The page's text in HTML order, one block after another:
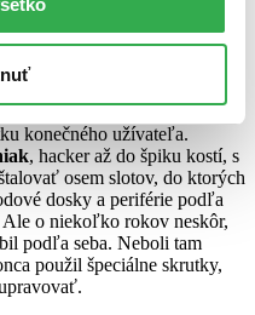
tomu spravili.
k posadnutosti, vďaka ktorej
každým produktom, ktorý
na svojich počítačoch.Jobs
konečného užívateľa.
, hacker až do špiku kostí, s
osem slotov, do ktorých
dosky a periférie podľa
Ale o niekoľko rokov neskôr,
podľa seba. Neboli tam
použil špeciálne skrutky,